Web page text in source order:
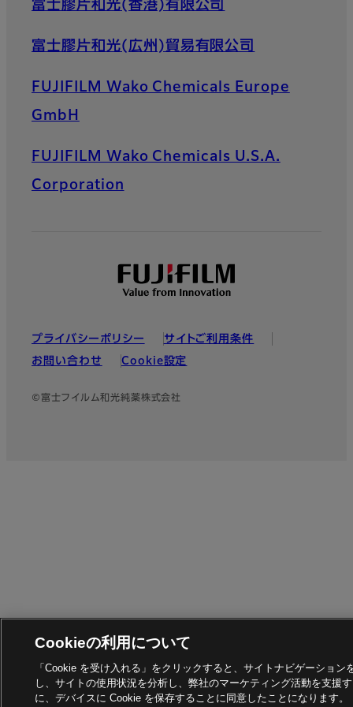
富士膠片和光(香港)有限公司
富士膠片和光(広州)貿易有限公司
FUJIFILM Wako Chemicals Europe
GmbH
FUJIFILM Wako Chemicals U.S.A.
Corporation
プライバシーポリシー
サイトご利用条件
お問い合わせ
Cookie設定
©富士フイルム和光純薬株式会社
Cookieの利用について
「Cookie を受け入れる」をクリックすると、サイトナビゲーション
し、サイトの使用状況を分析し、弊社のマーケティング活動を支援
に、デバイスに Cookie を保存することに同意したことになります。